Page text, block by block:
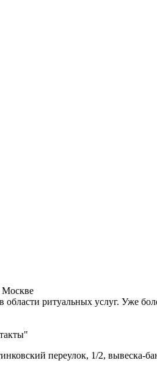
Москве
ритуальных услуг. Уже
переулок, 1/2, вывеска-